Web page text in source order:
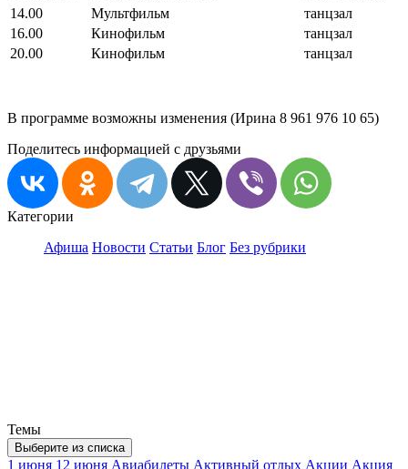
14.00
Мультфильм
танцзал
16.00
Кинофильм
танцзал
20.00
Кинофильм танцзал
В программе возможны изменения (Ирина 8 961 976 10 65)
Поделитесь информацией с друзьями
Категории
Афиша Новости Статьи Блог Без рубрики
Темы
Выберите из списка
1 июня 12 июня Авиабилеты Активный отдых Акции Акция